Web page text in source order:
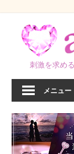
刺激を求め
メニュー